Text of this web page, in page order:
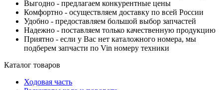
Выгодно - предлагаем конкурентные цены
Комфортно - осуществляем доставку по всей России
Удобно - предоставляем большой выбор запчастей
Надежно - поставляем только качественную продукцию
Приятно - если у Вас нет каталожного номера, мы
подберем запчасти по Vin номеру техники
Каталог товаров
Ходовая часть